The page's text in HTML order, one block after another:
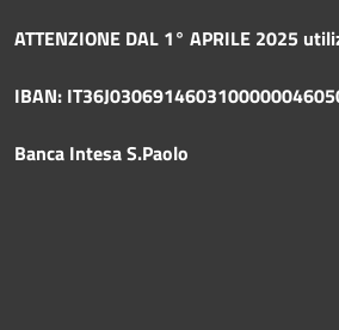
ATTENZIONE DAL 1° APRILE 2025
IBAN:
Banca Intesa S.Paolo